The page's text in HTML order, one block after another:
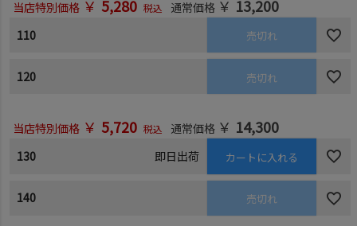
当店特別価格 ￥ 5,280 税込 通常価格 ￥ 13,200
110 売切れ
120 売切れ
当店特別価格 ￥ 5,720 税込 通常価格 ￥ 14,300
130 即日出荷 カートに入れる
140 売切れ